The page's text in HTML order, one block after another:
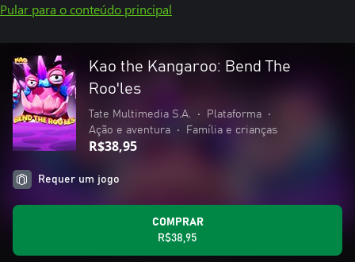
Pular para o conteúdo principal
Kao the Kangaroo: Bend The
Roo'les
Tate Multimedia S.A. • Plataforma
•
Ação e aventura
• Família e crianças
R$38,95
Requer um jogo
COMPRAR
R$38,95